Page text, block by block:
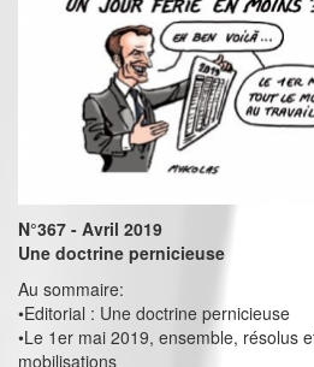
N°367 - Avril 2019
Une doctrine pernicieuse
Au sommaire:
•Editorial : Une doctrine pernicieuse
•Le 1er mai 2019, ensemble, résolus
mobilisations